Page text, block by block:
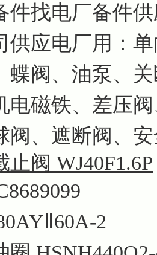
件找电厂备件
供应电厂用：
蝶阀、油泵、
电磁铁、差压
阀、遮断阀、
止阀 WJ40F1.6P
2